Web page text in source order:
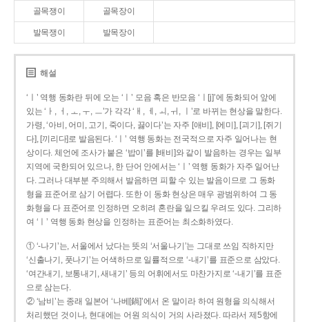
골목쟁이 골목장이
발목쟁이 발목장이
해설
‘ㅣ’ 역행 동화란 뒤에 오는 ‘ㅣ’ 모음 혹은 반모음 ‘ㅣ[j]’에 동화되어 앞에
있는 ‘ㅏ, ㅓ, ㅗ, ㅜ, ㅡ’가 각각 ‘ㅐ, ㅔ, ㅚ, ㅟ, ㅣ’로 바뀌는 현상을 말한다.
가령, ‘아비, 어미, 고기, 죽이다, 끓이다’는 자주 [애비], [에미], [괴기], [쥐기
다], [끼리다]로 발음된다. ‘ㅣ’ 역행 동화는 전국적으로 자주 일어나는 현
상이다. 체언에 조사가 붙은 ‘밥이’를 [배비]와 같이 발음하는 경우는 일부
지역에 국한되어 있으나, 한 단어 안에서는 ‘ㅣ’ 역행 동화가 자주 일어난
다. 그러나 대부분 주의해서 발음하면 피할 수 있는 발음이므로 그 동화
형을 표준어로 삼기 어렵다. 또한 이 동화 현상은 매우 광범위하여 그 동
화형을 다 표준어로 인정하면 오히려 혼란을 일으킬 우려도 있다. 그리하
여 ‘ㅣ’ 역행 동화 현상을 인정하는 표준어는 최소화하였다.
① ‘-나기’는, 서울에서 났다는 뜻의 ‘서울나기’는 그대로 쓰임 직하지만
‘신출나기, 풋나기’는 어색하므로 일률적으로 ‘-내기’를 표준으로 삼았다.
‘여간내기, 보통내기, 새내기’ 등의 어휘에서도 마찬가지로 ‘-내기’를 표준
으로 삼는다.
② ‘남비’는 종래 일본어 ‘나베[鍋]’에서 온 말이라 하여 원형을 의식해서
처리했던 것이나, 현대에는 어원 의식이 거의 사라졌다. 따라서 제5항에